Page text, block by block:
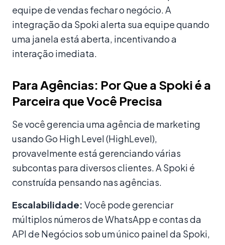
equipe de vendas fechar o negócio. A
integração da Spoki alerta sua equipe quando
uma janela está aberta, incentivando a
interação imediata.
Para Agências: Por Que a Spoki é a
Parceira que Você Precisa
Se você gerencia uma agência de marketing
usando Go High Level (HighLevel),
provavelmente está gerenciando várias
subcontas para diversos clientes. A Spoki é
construída pensando nas agências.
Escalabilidade: Você pode gerenciar
múltiplos números de WhatsApp e contas da
API de Negócios sob um único painel da Spoki,